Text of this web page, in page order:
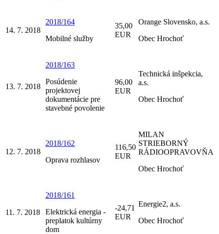
14. 7. 2018
2018/164
Mobilné služby
35,00
EUR
Orange Slovensko, a.s.
Obec Hrochoť
13. 7. 2018
2018/163
Posúdenie
projektovej
dokumentácie pre
stavebné povolenie
96,00
EUR
Technická inšpekcia,
a.s.
Obec Hrochoť
12. 7. 2018
2018/162
Oprava rozhlasov
116,50
EUR
MILAN
STRIEBORNÝ
RÁDIOOPRAVOVŇA
Obec Hrochoť
11. 7. 2018
2018/161
Elektrická energia -
preplatok kultúrny
dom
-24,71
EUR
Energie2, a.s.
Obec Hrochoť